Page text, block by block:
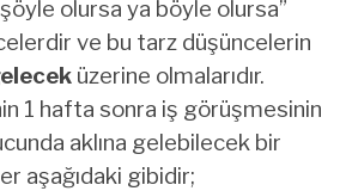
olursa ya böyle olursa”
ve bu tarz düşüncelerin
üzerine olmalarıdır.
1 hafta sonra iş görüşmesinin
aklına gelebilecek bir
aşağıdaki gibidir;